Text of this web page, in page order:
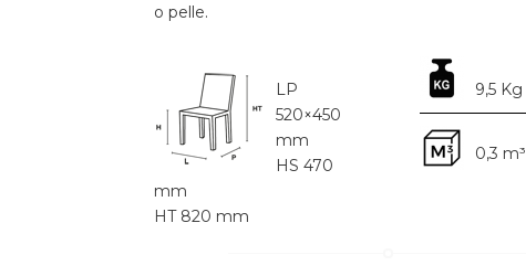
o pelle.
LP
520×450
mm
HS 470
mm
HT 820 mm
9,5 Kg
0,3 m³